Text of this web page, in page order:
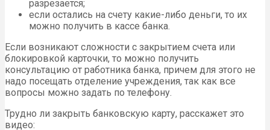
разрезается;
если остались на счету какие-либо деньги, то их
можно получить в кассе банка.
Если возникают сложности с закрытием счета или
блокировкой карточки, то можно получить
консультацию от работника банка, причем для этого не
надо посещать отделение учреждения, так как все
вопросы можно задать по телефону.
Трудно ли закрыть банковскую карту, расскажет это
видео: